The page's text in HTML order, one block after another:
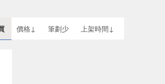
價格↓ 筆劃少 上架時間↓